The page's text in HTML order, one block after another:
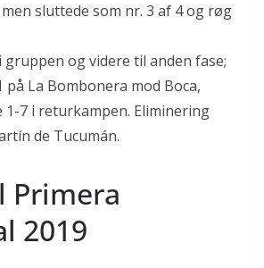
men sluttede som nr. 3 af 4 og røg
gruppen og videre til anden fase;
La Bombonera mod Boca,
1-7 i returkampen. Eliminering
de Tucumán.
Primera
2019